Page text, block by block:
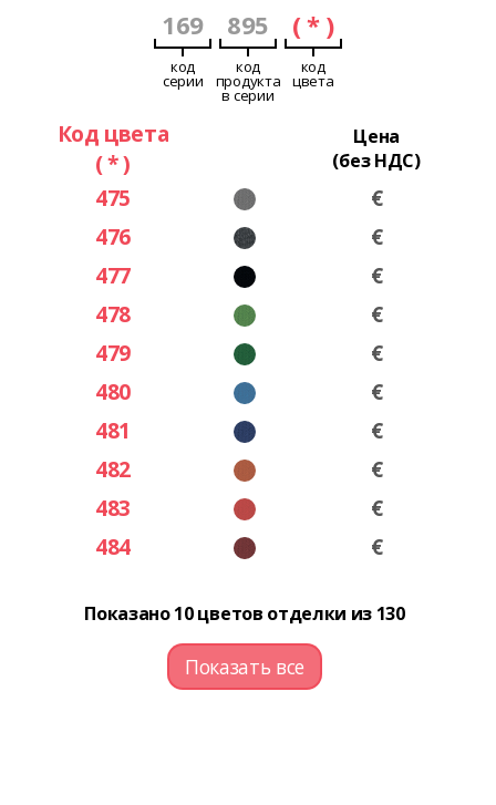
169
код
серии
895
код
продукта
в серии
( * )
код
цвета
Код цвета
( * )
Цена
(без НДС)
475
€
476
€
477
€
478
€
479
€
480
€
481
€
482
€
483
€
484
€
Показано 10 цветов отделки из 130
Показать все